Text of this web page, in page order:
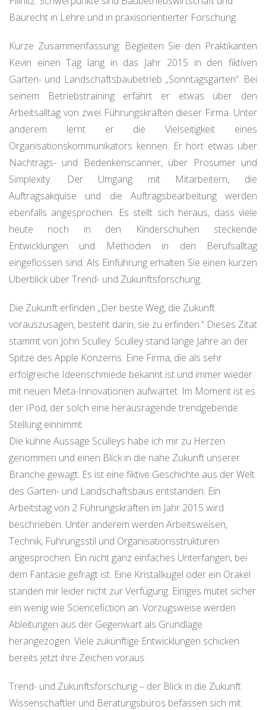
Baurecht in Lehre und in praxisorientierter Forschung.
Kurze Zusammenfassung: Begleiten Sie den Praktikanten
Kevin einen Tag lang in das Jahr 2015 in den fiktiven
Garten- und Landschaftsbaubetrieb „Sonntagsgärten“. Bei
seinem Betriebstraining erfährt er etwas über den
Arbeitsalltag von zwei Führungskräften dieser Firma. Unter
anderem lernt er die Vielseitigkeit eines
Organisationskommunikators kennen. Er hört etwas über
Nachtrags- und Bedenkenscanner, über Prosumer und
Simplexity. Der Umgang mit Mitarbeitern, die
Auftragsakquise und die Auftragsbearbeitung werden
ebenfalls angesprochen. Es stellt sich heraus, dass viele
heute noch in den Kinderschuhen steckende
Entwicklungen und Methoden in den Berufsalltag
eingeflossen sind. Als Einführung erhalten Sie einen kurzen
Überblick über Trend- und Zukunftsforschung.
Die Zukunft erfinden „Der beste Weg, die Zukunft
vorauszusagen, besteht darin, sie zu erfinden.“ Dieses Zitat
stammt von John Sculley. Sculley stand lange Jahre an der
Spitze des Apple Konzerns. Eine Firma, die als sehr
erfolgreiche Ideenschmiede bekannt ist und immer wieder
mit neuen Meta-Innovationen aufwartet. Im Moment ist es
der IPod, der solch eine herausragende trendgebende
Stellung einnimmt.
Die kühne Aussage Sculleys habe ich mir zu Herzen
genommen und einen Blick in die nahe Zukunft unserer
Branche gewagt. Es ist eine fiktive Geschichte aus der Welt
des Garten- und Landschaftsbaus entstanden. Ein
Arbeitstag von 2 Führungskräften im Jahr 2015 wird
beschrieben. Unter anderem werden Arbeitsweisen,
Technik, Führungsstil und Organisationsstrukturen
angesprochen. Ein nicht ganz einfaches Unterfangen, bei
dem Fantasie gefragt ist. Eine Kristallkugel oder ein Orakel
standen mir leider nicht zur Verfügung. Einiges mutet sicher
ein wenig wie Sciencefiction an. Vorzugsweise werden
Ableitungen aus der Gegenwart als Grundlage
herangezogen. Viele zukünftige Entwicklungen schicken
bereits jetzt ihre Zeichen voraus.
Trend- und Zukunftsforschung – der Blick in die Zukunft
Wissenschaftler und Beratungsbüros befassen sich mit